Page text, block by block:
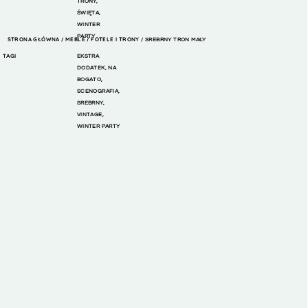
ŚWIĘTA,
WINTER
PARTY
TAGI
EKSTRA
DODATEK,NA
BOGATO,
SCENOGRAFIA,
SREBRNY,
VINTAGE,
WINTER PARTY
STRONA GŁÓWNA /MEBLE/FOTELE I TRONY / SREBRNY TRON MAŁY